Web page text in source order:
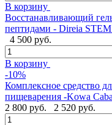
В корзину
Восстанавливающий
пептидами - Direia
4 500 руб.
В корзину
-10%
Комплексное средство
пищеварения -Kowa
2 800 руб.
2 520 руб.